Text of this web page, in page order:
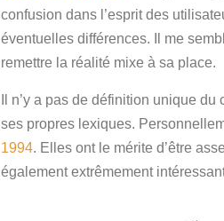
confusion dans l’esprit des
éventuelles différences. Il me
remettre la réalité mixe à sa place.
Il n’y a pas de définition unique
ses propres lexiques.
1994. Elles ont le mérite d’être
également extrêmement